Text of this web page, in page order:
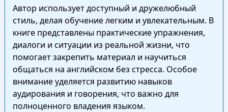
Автор использует доступный и дружелюбный
стиль, делая обучение легким и увлекательным. В
книге представлены практические упражнения,
диалоги и ситуации из реальной жизни, что
помогает закрепить материал и научиться
общаться на английском без стресса. Особое
внимание уделяется развитию навыков
аудирования и говорения, что важно для
полноценного владения языком.